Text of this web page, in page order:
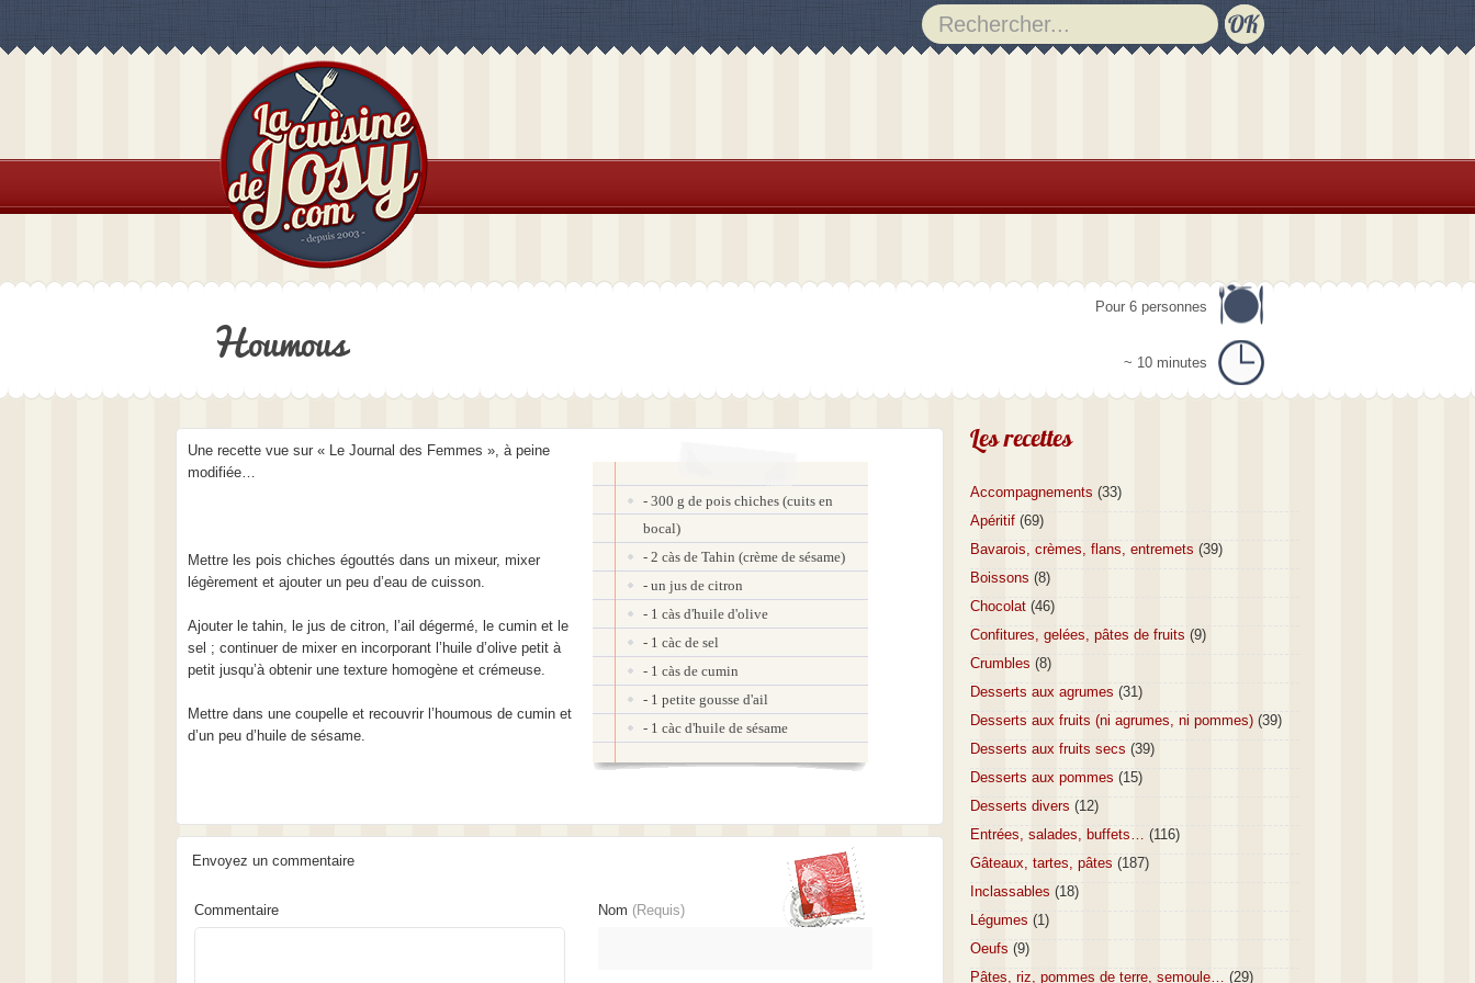
Houmous
Pour 6 personnes
~ 10 minutes
- 300 g de pois chiches (cuits en
bocal)
- 2 càs de Tahin (crème de sésame)
- un jus de citron
- 1 càs d'huile d'olive
- 1 càc de sel
- 1 càs de cumin
- 1 petite gousse d'ail
- 1 càc d'huile de sésame
Une recette vue sur « Le Journal des Femmes », à peine
modifiée…
Mettre les pois chiches égouttés dans un mixeur, mixer
légèrement et ajouter un peu d’eau de cuisson.
Ajouter le tahin, le jus de citron, l’ail dégermé, le cumin et le
sel ; continuer de mixer en incorporant l’huile d’olive petit à
petit jusqu’à obtenir une texture homogène et crémeuse.
Mettre dans une coupelle et recouvrir l’houmous de cumin et
d’un peu d’huile de sésame.
Envoyez un commentaire
Nom (Requis)
Commentaire
Les recettes
Accompagnements (33)
Apéritif (69)
Bavarois, crèmes, flans, entremets (39)
Boissons (8)
Chocolat (46)
Confitures, gelées, pâtes de fruits (9)
Crumbles (8)
Desserts aux agrumes (31)
Desserts aux fruits (ni agrumes, ni pommes) (39)
Desserts aux fruits secs (39)
Desserts aux pommes (15)
Desserts divers (12)
Entrées, salades, buffets… (116)
Gâteaux, tartes, pâtes (187)
Inclassables (18)
Légumes (1)
Oeufs (9)
Pâtes, riz, pommes de terre, semoule… (29)